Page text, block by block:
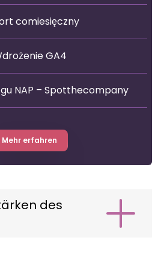
comiesięczny
GA4
NAP – Spotthecompany
Mehr erfahren
des